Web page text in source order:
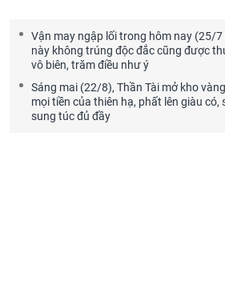
Vận may ngập lối trong hôm nay (25/7
này không trúng độc đắc cũng được
vô biên, trăm điều như ý
Sáng mai (22/8), Thần Tài mở kho
mọi tiền của thiên hạ, phất lên giàu có,
sung túc đủ đầy